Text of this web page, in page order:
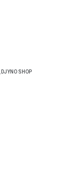
_DJYNO SHOP